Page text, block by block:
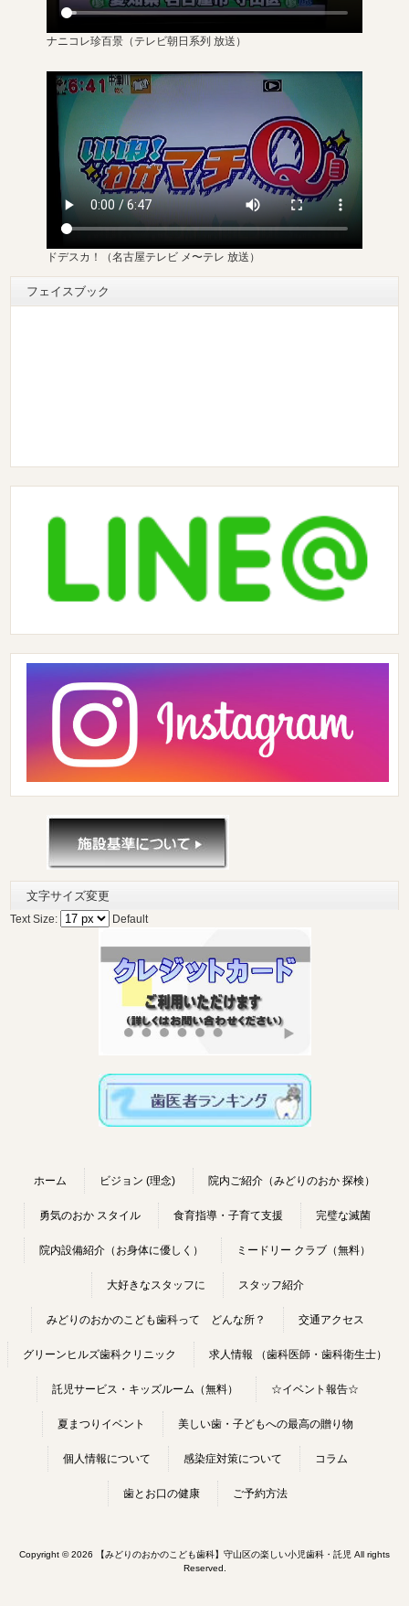
ナニコレ珍百景 （テレビ朝日系列 放送）
ドデスカ！（名古屋テレビ メ〜テレ 放送）
フェイスブック
文字サイズ変更
Text Size: Default
ホーム ビジョン (理念) 院内ご紹介（みどりのおか 探検）
勇気のおか スタイル 食育指導・子育て支援 完璧な滅菌
院内設備紹介（お身体に優しく） ミードリー クラブ（無料）
大好きなスタッフに スタッフ紹介
みどりのおかのこども歯科って どんな所？ 交通アクセス
グリーンヒルズ歯科クリニック 求人情報 （歯科医師・歯科衛生士）
託児サービス・キッズルーム（無料） ☆イベント報告☆
夏まつりイベント 美しい歯・子どもへの最高の贈り物
個人情報について 感染症対策について コラム
歯とお口の健康 ご予約方法
Copyright © 2026 【みどりのおかのこども歯科】守山区の楽しい小児歯科・託児 All rights
Reserved.